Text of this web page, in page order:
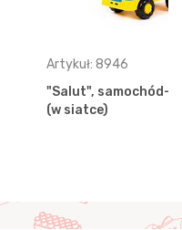
Artykuł: 8946
"Salut", samochód-
(w siatce)